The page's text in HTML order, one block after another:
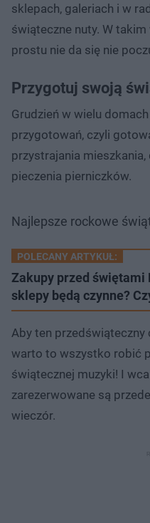
sklepach, galeriach i w
świąteczne nuty. W
prostu nie da się nie
Przygotuj swoją
Grudzień w wielu
przygotowań, czyli
przystrajania
pieczenia pierniczków.
Najlepsze rockowe
POLECANY ARTYKUŁ:
Zakupy przed świętami
sklepy będą czynne?
Aby ten przedświąteczny
warto to wszystko robić
świątecznej muzyki! I
zarezerwowane są
wieczór.